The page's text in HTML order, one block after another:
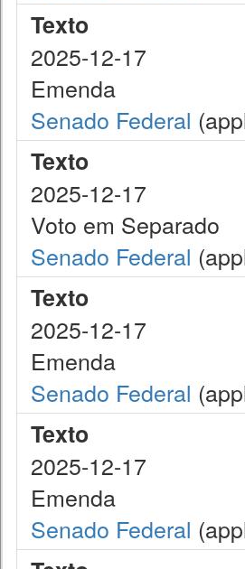
Texto
2025-12-17
Emenda
Senado Federal
Texto
2025-12-17
Voto em Separado
Senado Federal
Texto
2025-12-17
Emenda
Senado Federal
Texto
2025-12-17
Emenda
Senado Federal